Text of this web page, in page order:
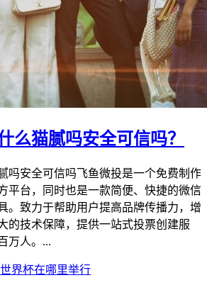
么猫腻吗安全可信吗？
吗安全可信吗飞鱼微投是一个免费制作
平台，同时也是一款简便、快捷的微信
。致力于帮助用户提高品牌传播力，增
的技术保障，提供一站式投票创建服
万人。...
界杯在哪里举行